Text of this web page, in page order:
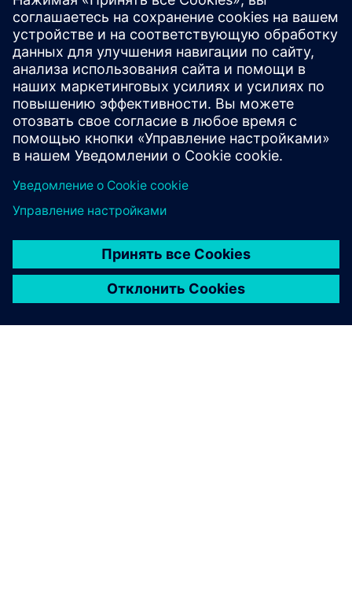
Process and condition monitoring
for machine tools
Process monitoring system Genior modular and GEM CMS
for detection of breakage, missing, wear, collision
detection, Adaptive Control (AC) and CBM.
Узнайте больше